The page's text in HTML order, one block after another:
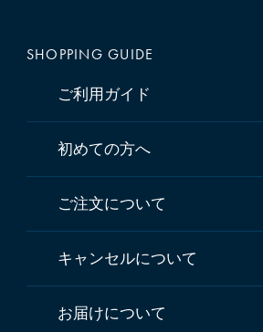
SHOPPING GUIDE
ご利用ガイド
初めての方へ
ご注文について
キャンセルについて
お届けについて